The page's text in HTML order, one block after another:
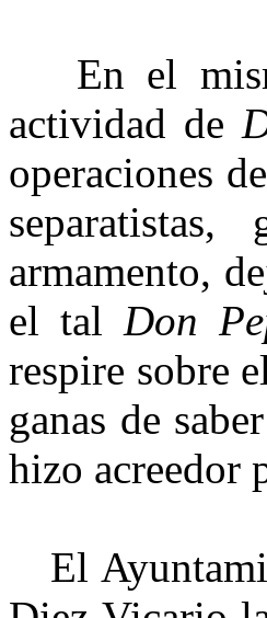
En el
actividad de
operaciones de
armamento,
el tal Don
respire sobre
ganas de
hizo acreedor
El